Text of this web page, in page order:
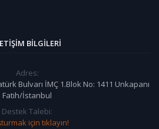
BILGILERI
Adres:
Bulvarı İMÇ 1.Blok No: 1411 Unkapanı
Fatih/İstanbul
Destek Talebi:
için tıklayın!